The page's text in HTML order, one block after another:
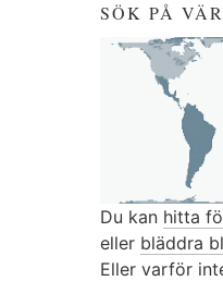
SÖK PÅ
Du kan hitta
eller bläddra
Eller varför